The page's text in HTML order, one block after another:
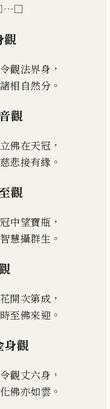
…□
觀
令觀法界身 ，
諸相自然分 。
觀
立佛在天冠 ，
慈悲接有緣 。
觀
冠中望寶瓶 ，
智慧攝群生 。
花開次第成 ，
時至佛來迎 。
身觀
令觀丈六身 ，
化佛亦如雲 。